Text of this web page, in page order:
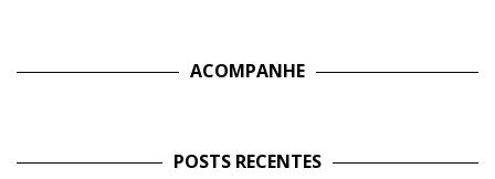
ACOMPANHE
POSTS RECENTES